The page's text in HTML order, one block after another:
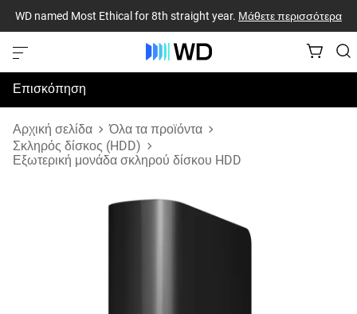
WD named Most Ethical for 8th straight year. Μάθετε περισσότερα
Επισκόπηση
Προδιαγραφές
Υποστήριξη & Πόροι
Αρχική σελίδα
Όλα τα προϊόντα
Σκληρός δίσκος (HDD)
Εξωτερική μονάδα σκληρού δίσκου HDD